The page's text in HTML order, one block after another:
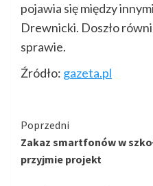
pojawia się między
Drewnicki. Doszło
sprawie.
Źródło: gazeta.pl
Kontynuuj
czytanie
Poprzedni
Zakaz smartfonów w
przyjmie projekt